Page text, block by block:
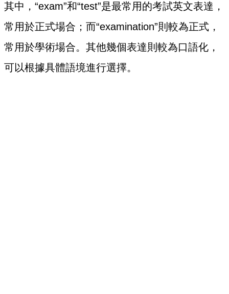
其中，“exam”和“test”是最常用的考試英文表達，
常用於正式場合；而“examination”則較為正式，
常用於學術場合。其他幾個表達則較為口語化，
可以根據具體語境進行選擇。